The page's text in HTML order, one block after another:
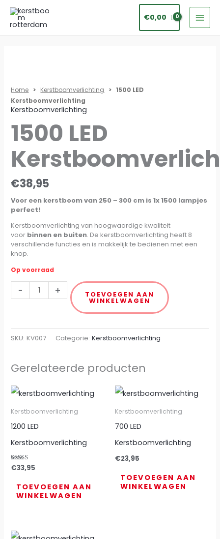
Ga
de
€0,00
Home > Kerstboomverlichting > 1500 LED
Kerstboomverlichting
Kerstboomverlichting
1500 LED
€38,95
Voor een kerstboom van 250 – 300 cm is 1x 1500 lampjes
perfect!
Kerstboomverlichting van hoogwaardige kwaliteit
voor binnen en buiten. De kerstboomverlichting heeft 8
verschillende functies en is makkelijk te bedienen met een
knop.
Op voorraad
-
Kerstboomverlichting
aantal
+ TOEVOEGEN AAN
WINKELWAGEN
SKU:KV007 Categorie:Kerstboomverlichting
Gerelateerde producten
Kerstboomverlichting
1200 LED
Kerstboomverlichting
Gewaardeerd
€33,95
TOEVOEGEN AAN
WINKELWAGEN
Kerstboomverlichting
700 LED
Kerstboomverlichting
€23,95
TOEVOEGEN AAN
WINKELWAGEN